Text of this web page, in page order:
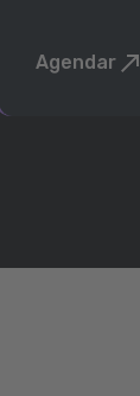
Agendar